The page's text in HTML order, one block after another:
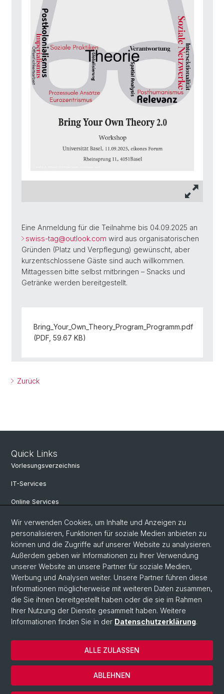
Eine Anmeldung für die Teilnahme bis 04.09.2025 an
swiss-tag@outlook.com wird aus organisatorischen
Gründen (Platz und Verpflegung) gewünscht, aber
kurzentschlossene Gäste sind auch willkommen.
Mittagessen bitte selbst mitbringen – Snacks und
Getränke werden bereitgestellt.
Bring_Your_Own_Theory_Program_Programm.pdf
(PDF, 59.67 KB)
Zurück
Quick Links
Vorlesungsverzeichnis
IT-Services
Online Services
Personensuche
Veranstaltungen
Stellenangebote
Archiv eikones NFS Bildkritik 2005 - 2017
© Universität Basel
Datenschutzerklärung
Philosophisch-Historische Fakultät
Wir verwenden Cookies, um Inhalte und Anzeigen zu
personalisieren, Funktionen für soziale Medien anbieten zu
können und die Zugriffe auf unserer Website zu analysieren.
Außerdem geben wir Informationen zu Ihrer Verwendung
unserer Website an unsere Partner für soziale Medien,
Werbung und Analysen weiter. Unsere Partner führen diese
Informationen möglicherweise mit weiteren Daten zusammen,
die Sie ihnen bereitgestellt haben oder die sie im Rahmen
Ihrer Nutzung der Dienste gesammelt haben. Weitere
Informationen finden Sie in der Datenschutzerklärung.
ABLEHNEN
ALLE ZULASSEN